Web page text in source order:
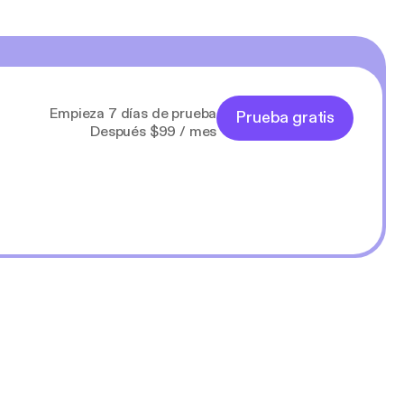
Empieza 7 días de prueba
Después $99 / mes
Prueba gratis